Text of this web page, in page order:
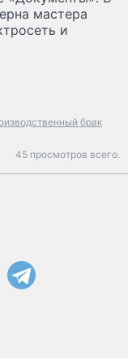
мастера
и
брак
45 просмотров всего.